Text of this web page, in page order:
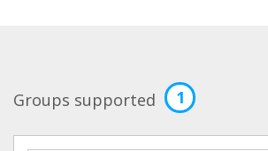
Groups supported 1